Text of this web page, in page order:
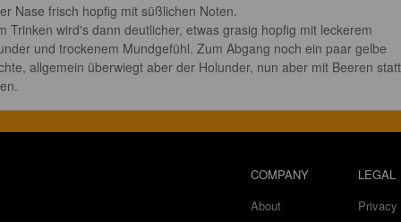
Nase frisch hopfig mit süßlichen Noten.
Trinken wird's dann deutlicher, etwas grasig hopfig mit leckerem
und trockenem Mundgefühl. Zum Abgang noch ein paar gelbe
allgemein überwiegt aber der Holunder, nun aber mit Beeren
COMPANY
About
LEGAL